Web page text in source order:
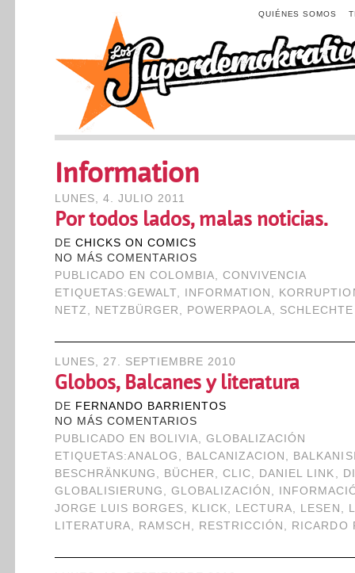
QUIÉNES SOMOS
Information
LUNES, 4. JULIO 2011
Por todos lados, malas noticias.
DE CHICKS ON COMICS
NO MÁS COMENTARIOS
PUBLICADO EN COLOMBIA,CONVIVENCIA
ETIQUETAS:GEWALT, INFORMATION ,
NETZ , NETZBÜRGER , POWERPAOLA, SCHLECHTE
LUNES, 27. SEPTIEMBRE 2010
Globos, Balcanes y literatura
DE FERNANDO BARRIENTOS
NO MÁS COMENTARIOS
PUBLICADO EN
BOLIVIA,GLOBALIZACIÓN
ETIQUETAS:ANALOG , BALCANIZACION ,
BESCHRÄNKUNG , BÜCHER ,CLIC, DANIEL LINK ,
GLOBALISIERUNG , GLOBALIZACIÓN ,
JORGE LUIS BORGES, KLICK, LECTURA, LESEN ,
LITERATURA, RAMSCH , RESTRICCIÓN , RICARDO